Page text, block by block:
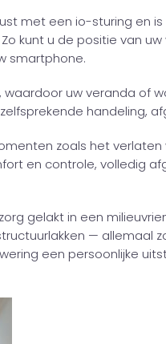
met een io-sturing en
kunt u de positie van
smartphone.
waardoor uw veranda of
handeling,
zoals het
en controle, volledig
gelakt in een
— allemaal
een persoonlijke